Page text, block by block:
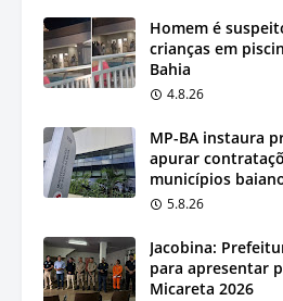
Homem é
crianças em
Bahia
4.8.26
MP-BA instaura
apurar
municípios
5.8.26
Jacobina:
para apresentar
Micareta 2026